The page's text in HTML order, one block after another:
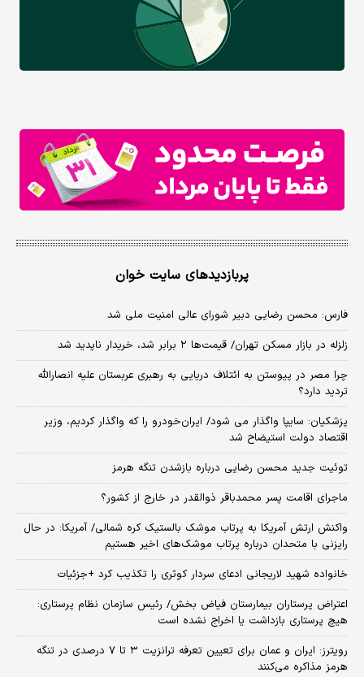
پربازدیدهای سایت خوان
فارس: محسن رضایی دبیر شورای عالی امنیت ملی شد
زلزله در بازار مسکن تهران/ قیمت‌ها ۲ برابر شد، خریدار ناپدید شد
چرا مصر در پیوستن به ائتلاف دریایی به رهبری عربستان علیه انصارالله
تردید دارد؟
پزشکیان: سایپا واگذار می شود/ ایران‌خودرو را که واگذار کردیم، وزیر
اقتصاد دولت استیضاح شد
توئیت جدید محسن رضایی درباره بازشدن تنگه هرمز
ماجرای اقامت پسر محمدباقر ذوالقدر در خارج از کشور؟
واکنش ارتش آمریکا به پرتاب موشک بالستیک کره شمالی/ آمریکا: در حال
رایزنی با متحدان درباره پرتاب موشک‌های اخیر هستیم
خانواده شهید لاریجانی ادعای سردار کوثری را تکذیب کرد +جزئیات
اعتراض پرستاران بیمارستان فیاض بخش/ رئیس سازمان نظام پرستاری:
هیچ پرستاری بازداشت یا اخراج نشده است
رویترز: ایران و عمان برای تعیین تعرفه ترانزیت ۳ تا ۷ درصدی در تنگه
هرمز مذاکره می‌کنند